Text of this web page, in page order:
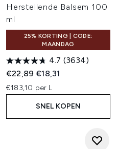
Herstellende Balsem 100
ml
25% KORTING | CODE:
MAANDAG
4.7 (3634)
Recommended Retail Price:
€22,89Huidige prijs:
€18,31
€183,10 per L
SNEL KOPEN